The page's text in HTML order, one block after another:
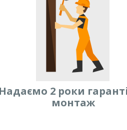
Надаємо 2 роки
монтаж